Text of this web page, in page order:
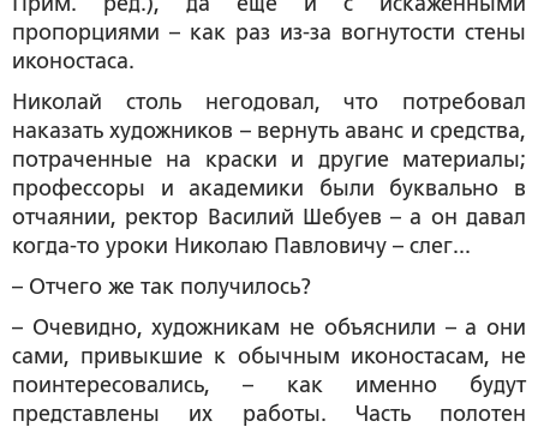
пропорциями – как раз из-за вогнутости стены
иконостаса.
Николай столь негодовал, что потребовал
наказать художников – вернуть аванс и средства,
потраченные на краски и другие материалы;
профессоры и академики были буквально в
отчаянии, ректор Василий Шебуев – а он давал
когда-то уроки Николаю Павловичу – слег...
– Отчего же так получилось?
– Очевидно, художникам не объяснили – а они
сами, привыкшие к обычным иконостасам, не
поинтересовались, – как именно будут
представлены их работы. Часть полотен